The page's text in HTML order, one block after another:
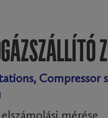
Compressor
mérése